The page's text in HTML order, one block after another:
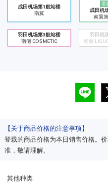
成田机场第1航站楼
南翼
需
成田机
南翼
羽田机场第3航站楼
南侧 COSMETIC
羽田机
南侧
【关于商品价格的注意事项】
登载的商品价格为本日销售价格。
准，敬请理解。
其他种类